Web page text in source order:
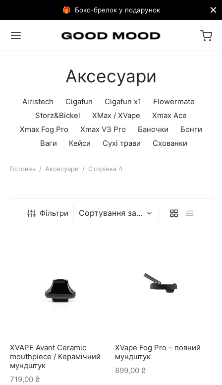
🎁 Бокс-брелок у подарунок
Аксесуари
Airistech Cigafun Cigafun x1
Flowermate
Storz&Bickel
XMax / XVape
Xmax Ace
Xmax Fog Pro
Xmax V3 Pro Баночки
Бонги
Ваги
Кейси Сухі трави Схованки
Головна / Аксесуари / Сторінка 4
Фільтри
XVAPE Avant Ceramic
mouthpiece / Керамічний
мундштук
719,00 ₴
XVape Fog Pro – повний
мундштук
899,00 ₴